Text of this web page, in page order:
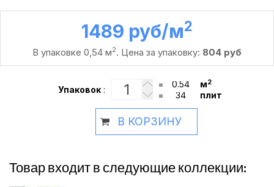
1489 руб /м2
В упаковке 0,54 м2. Цена за упаковку: 804 руб
Упаковок :
= м2
= плит
В КОРЗИНУ
Товар входит в следующие коллекции: